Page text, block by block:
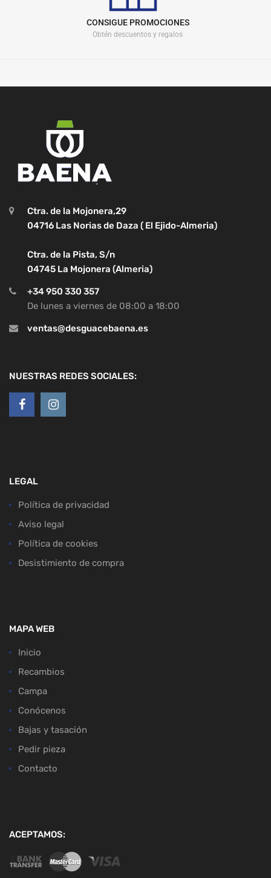
CONSIGUE PROMOCIONES
Obtén descuentos y regalos
Ctra. de la Mojonera,29
04716 Las Norias de Daza ( El Ejido-Almeria)
Ctra. de la Pista, S/n
04745 La Mojonera (Almeria)
+34 950 330 357
De lunes a viernes de 08:00 a 18:00
ventas@desguacebaena.es
NUESTRAS REDES SOCIALES:
LEGAL
Política de privacidad
Aviso legal
Política de cookies
Desistimiento de compra
MAPA WEB
Inicio
Recambios
Campa
Conócenos
Bajas y tasación
Pedir pieza
Contacto
ACEPTAMOS: